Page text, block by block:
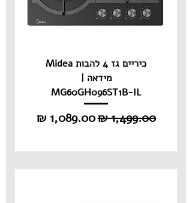
כיריים גז 4 להבות Midea
מידאה |
MG60GH096ST1B-IL
מחיר רגיל‏1,499.00 ‏₪ מחיר מבצע‏1,089.00 ‏₪